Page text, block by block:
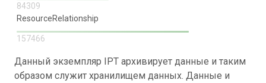
84309
ResourceRelationship
157466
Данный экземпляр IPT архивирует данные и таким
образом служит хранилищем данных. Данные и